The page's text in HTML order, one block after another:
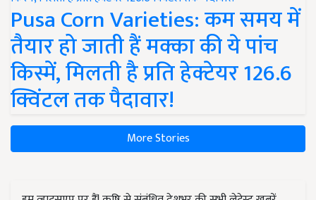
Pusa Corn Varieties: कम समय में
तैयार हो जाती हैं मक्का की ये पांच
किस्में, मिलती है प्रति हेक्टेयर 126.6
क्विंटल तक पैदावार!
More Stories